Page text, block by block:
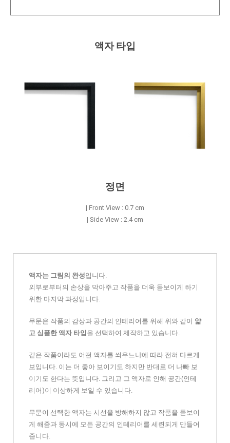
액자 타입
정면
| Front View : 0.7 cm
| Side View : 2.4 cm
액자는 그림의 완성입니다.
외부로부터의 손상을 막아주고 작품을 더욱 돋보이게 하기
위한 마지막 과정입니다.
무문은 작품의 감상과 공간의 인테리어를 위해 위와 같이 얇
고 심플한 액자 타입 을 선택하여 제작하고 있습니다.
같은 작품이라도 어떤 액자를 씌우느냐에 따라 전혀 다르게
보입니다. 이는 더 좋아 보이기도 하지만 반대로 더 나빠 보
이기도 한다는 뜻입니다. 그리고 그 액자로 인해 공간(인테
리어)이 이상하게 보일 수 있습니다.
무문이 선택한 액자는 시선을 방해하지 않고 작품을 돋보이
게 해줌과 동시에 모든 공간의 인테리어를 세련되게 만들어
줍니다.